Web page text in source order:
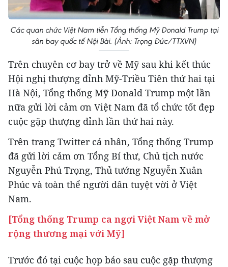
Các quan chức Việt Nam tiễn Tổng thống Mỹ Donald Trump tại
sân bay quốc tế Nội Bài. (Ảnh: Trọng Đức/TTXVN)
Trên chuyên cơ bay trở về Mỹ sau khi kết thúc
Hội nghị thượng đỉnh Mỹ-Triều Tiên thứ hai tại
Hà Nội, Tổng thống Mỹ Donald Trump một lần
nữa gửi lời cảm ơn Việt Nam đã tổ chức tốt đẹp
cuộc gặp thượng đỉnh lần thứ hai này.
Trên trang Twitter cá nhân, Tổng thống Trump
đã gửi lời cảm ơn Tổng Bí thư, Chủ tịch nước
Nguyễn Phú Trọng, Thủ tướng Nguyễn Xuân
Phúc và toàn thể người dân tuyệt vời ở Việt
Nam.
[Tổng thống Trump ca ngợi Việt Nam về mở
rộng thương mại với Mỹ]
Trước đó tại cuộc họp báo sau cuộc gặp thượng